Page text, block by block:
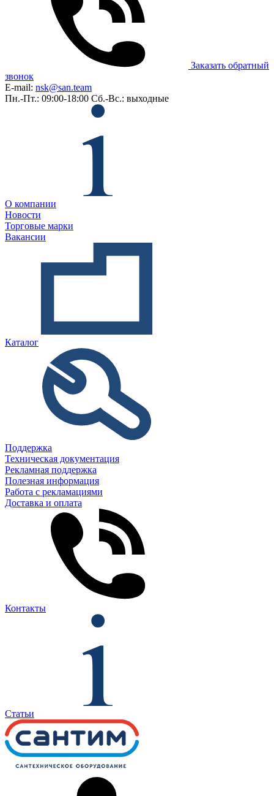
Заказать обратный
звонок
E-mail: nsk@san.team
Пн.-Пт.: 09:00-18:00 Сб.-Вс.: выходные
О компании
Новости
Торговые марки
Вакансии
Каталог
Поддержка
Техническая документация
Рекламная поддержка
Полезная информация
Работа с рекламациями
Доставка и оплата
Контакты
Статьи